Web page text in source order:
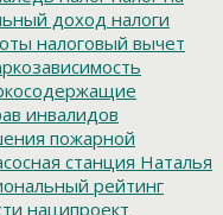
доход налоги
налоговый вычет
инвалидов
пожарной
станция Наталья
рейтинг
наципроект